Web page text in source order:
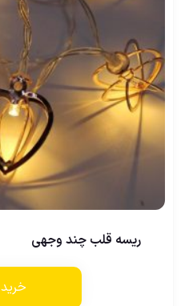
ریسه قلب چند وجهی
خرید